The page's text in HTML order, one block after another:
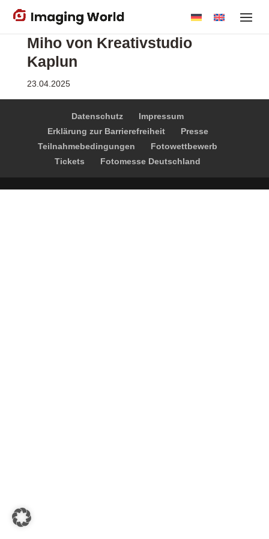
Skip
content
Miho von Kreativstudio
Kaplun
23.04.2025
Datenschutz
Impressum
Erklärung zur Barrierefreiheit
Presse
Teilnahmebedingungen
Fotowettbewerb
Tickets
Fotomesse Deutschland